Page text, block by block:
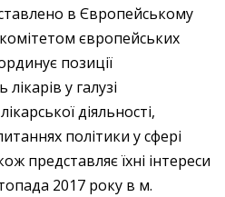
в Європейському
європейських
позиції
у галузі
діяльності,
політики у сфері
представляє їхні інтереси
2017 року в м.